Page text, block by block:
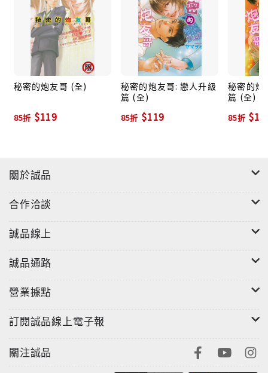
秘密的炮友哥 (全)
85折 $119
秘密的炮友哥: 戀人升級
篇 (全)
85折 $119
秘密的炮
篇 (全)
85折
關於誠品
合作洽談
誠品線上
誠品通路
營業據點
訂閱誠品線上電子報
關注誠品